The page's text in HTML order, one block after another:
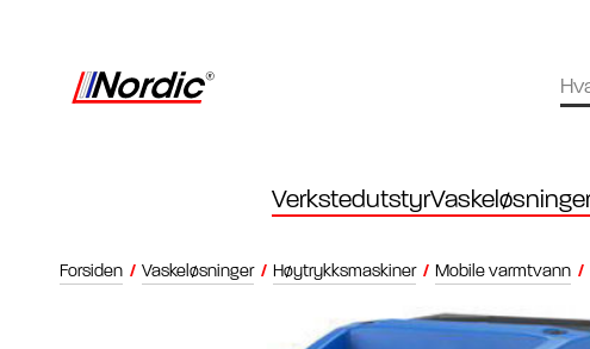
Verkstedutstyr
Forsiden / Vaskeløsninger / Høytrykksmaskiner / Mobile varmtvann /